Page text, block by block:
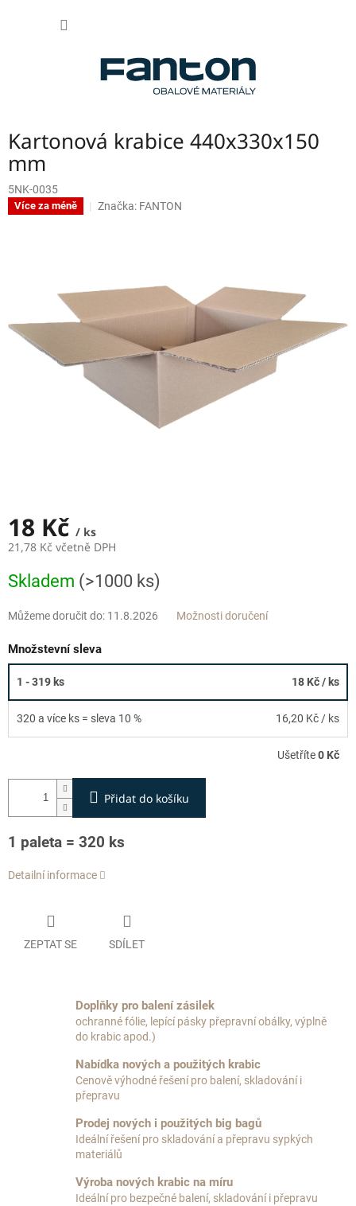
Kartonová krabice 440x330x150
mm
5NK-0035
Více za méně Značka: FANTON
18 Kč / ks
21,78 Kč včetně DPH
cena:
Skladem (>1000 ks)
Můžeme doručit do: 11.8.2026 Možnosti doručení
Množstevní sleva
1 - 319 ks 18 Kč/ ks
320 a více ks = sleva 10 % 16,20 Kč / ks
Ušetříte0 Kč
Přidat do košíku
1 paleta = 320 ks
Detailní informace
ZEPTAT SE SDÍLET
Doplňky pro balení zásilek
ochranné fólie, lepící pásky přepravní obálky, výplně
do krabic apod.)
Nabídka nových a použitých krabic
Cenově výhodné řešení pro balení, skladování i
přepravu
Prodej nových i použitých big bagů
Ideální řešení pro skladování a přepravu sypkých
materiálů
Výroba nových krabic na míru
Ideální pro bezpečné balení, skladování i přepravu